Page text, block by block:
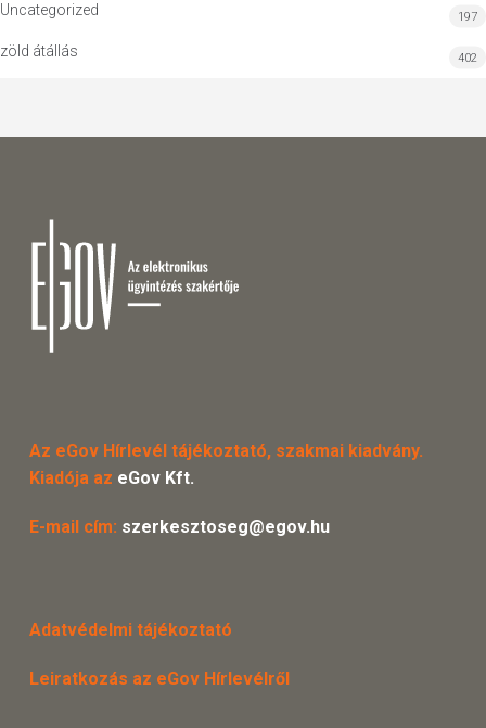
Uncategorized 197
zöld átállás 402
Az eGov Hírlevél tájékoztató, szakmai kiadvány.
Kiadója az eGov Kft.
E-mail cím: szerkesztoseg@egov.hu
Adatvédelmi tájékoztató
Leiratkozás az eGov Hírlevélről